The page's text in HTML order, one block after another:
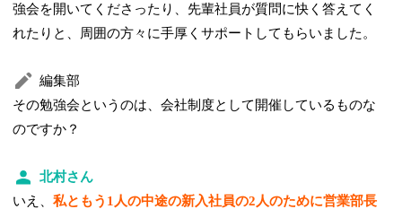
強会を開いてくださったり、先輩社員が質問に快く答えてく
れたりと、周囲の方々に手厚くサポートしてもらいました。
編集部
その勉強会というのは、会社制度として開催しているものな
のですか？
北村さん
いえ、私ともう1人の中途の新入社員の2人のために営業部長